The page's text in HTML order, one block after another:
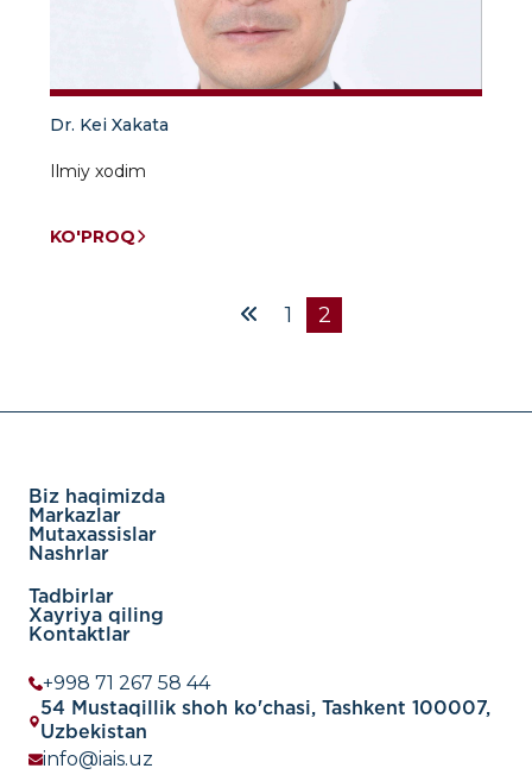
Dr. Kei Xakata
Ilmiy xodim
KO'PROQ
1 2
Biz haqimizda
Markazlar
Mutaxassislar
Nashrlar
Tadbirlar
Xayriya qiling
Kontaktlar
+998 71 267 58 44
54 Mustaqillik shoh ko'chasi, Tashkent 100007,
Uzbekistan
info@iais.uz